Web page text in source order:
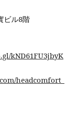
ビル8階
kND61FU3jbyK
headcomfort_